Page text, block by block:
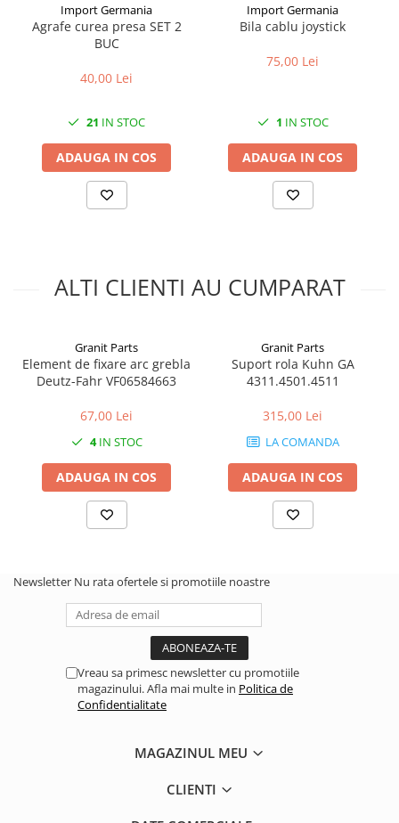
Import Germania
Agrafe curea presa SET 2
BUC
40,00 Lei
21 IN STOC
ADAUGA IN COS
Import Germania
Bila cablu joystick
75,00 Lei
1 IN STOC
ADAUGA IN COS
ALTI CLIENTI AU CUMPARAT
Granit Parts
Element de fixare arc grebla
Deutz-Fahr VF06584663
67,00 Lei
4IN STOC
ADAUGA IN COS
Granit Parts
Suport rola Kuhn GA
4311.4501.4511
315,00 Lei
LA COMANDA
ADAUGA IN COS
Newsletter Nu rata ofertele si promotiile noastre
Vreau sa primesc newsletter cu promotiile
magazinului. Afla mai multe in Politica de
Confidentialitate
MAGAZINUL MEU
CLIENTI